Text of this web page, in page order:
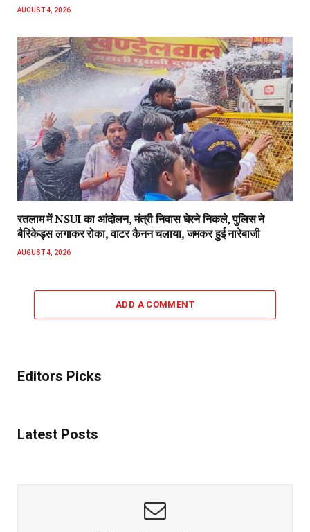
AUGUST 4, 2026
रतलाम में NSUI का आंदोलन, मंत्री निवास घेरने निकले, पुलिस ने
बैरिकेड्स लगाकर रोका, वाटर कैनन चलाया, जमकर हुई नारेबाजी
AUGUST 4, 2026
ADD A COMMENT
Editors Picks
Latest Posts